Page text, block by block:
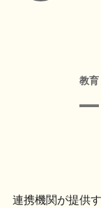
教育
連携機関が提供